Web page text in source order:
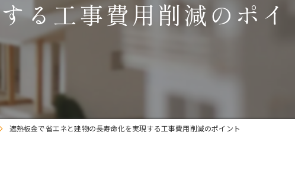
塗料
マンション
る工事費用削減のポイ
遮熱板金で省エネと建物の長寿命化を実現する工事費用削減のポイント